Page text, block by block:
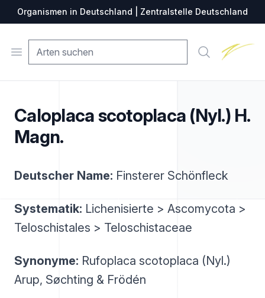
Organismen in Deutschland | Zentralstelle Deutschland
Open menu Suche
Caloplaca scotoplaca (Nyl.) H.
Magn.
Deutscher Name: Finsterer Schönfleck
Systematik: Lichenisierte > Ascomycota >
Teloschistales > Teloschistaceae
Synonyme: Rufoplaca scotoplaca (Nyl.)
Arup, Søchting & Frödén